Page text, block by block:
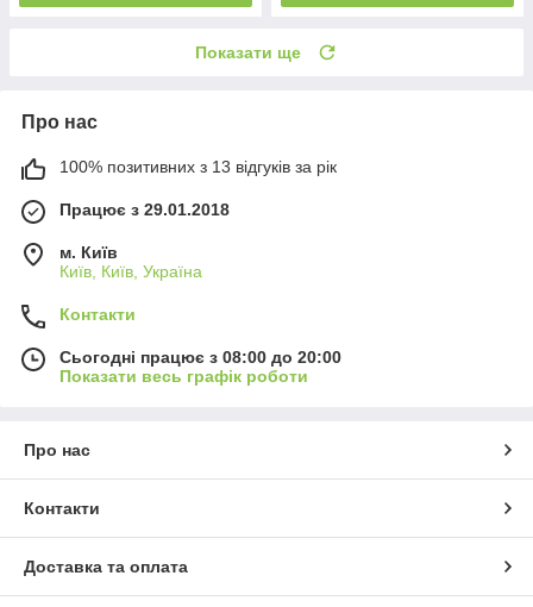
Показати ще
Про нас
100% позитивних з 13 відгуків за рік
Працює з 29.01.2018
м. Київ
Київ, Київ, Україна
Контакти
Сьогодні працює з 08:00 до 20:00
Показати весь графік роботи
Про нас
Контакти
Доставка та оплата